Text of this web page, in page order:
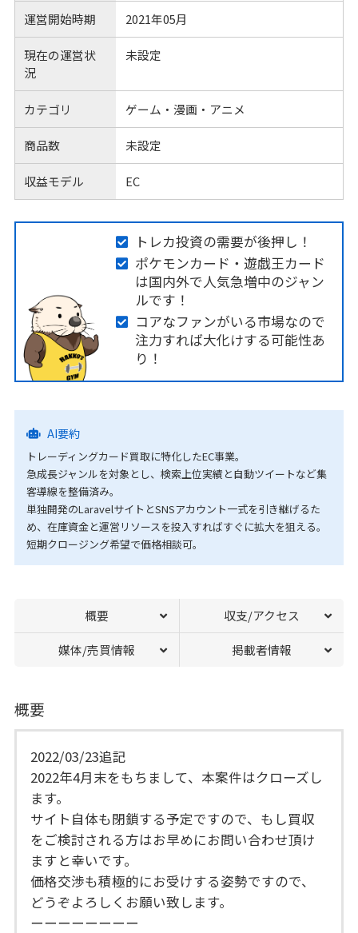
運営開始時期 2021年05月
現在の運営状
況
未設定
カテゴリ ゲーム・漫画・アニメ
商品数 未設定
収益モデル EC
トレカ投資の需要が後押し！
ポケモンカード・遊戯王カード
は国内外で人気急増中のジャン
ルです！
コアなファンがいる市場なので
注力すれば大化けする可能性あ
り！
AI要約
トレーディングカード買取に特化したEC事業。
急成長ジャンルを対象とし、検索上位実績と自動ツイートなど集
客導線を整備済み。
単独開発のLaravelサイトとSNSアカウント一式を引き継げるた
め、在庫資金と運営リソースを投入すればすぐに拡大を狙える。
短期クロージング希望で価格相談可。
概要 収支/アクセス
媒体/売買情報 掲載者情報
概要
2022/03/23追記
2022年4月末をもちまして、本案件はクローズし
ます。
サイト自体も閉鎖する予定ですので、もし買収
をご検討される方はお早めにお問い合わせ頂け
ますと幸いです。
価格交渉も積極的にお受けする姿勢ですので、
どうぞよろしくお願い致します。
ーーーーーーーー